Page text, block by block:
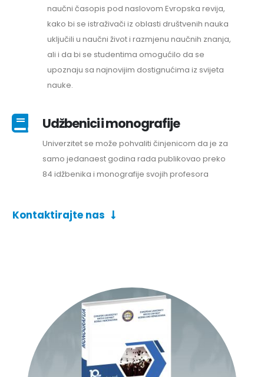
naučni časopis pod naslovom Evropska revija,
kako bi se istraživači iz oblasti društvenih nauka
uključili u naučni život i razmjenu naučnih znanja,
ali i da bi se studentima omogućilo da se
upoznaju sa najnovijim dostignućima iz svijeta
nauke.
Udžbenici i monografije
Univerzitet se može pohvaliti činjenicom da je za
samo jedanaest godina rada publikovao preko
84 idžbenika i monografije svojih profesora
Kontaktirajte nas